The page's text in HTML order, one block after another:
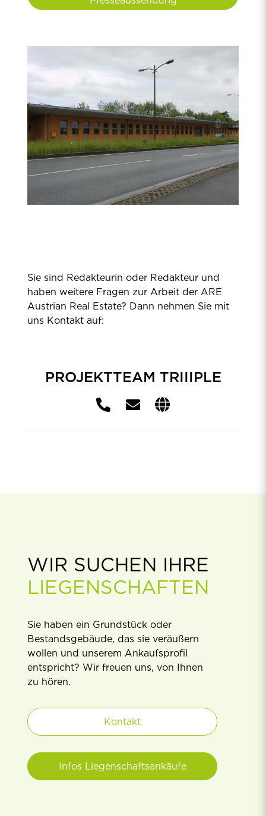
Sie sind Redakteurin oder Redakteur und
haben weitere Fragen zur Arbeit der ARE
Austrian Real Estate? Dann nehmen Sie mit
uns Kontakt auf:
PROJEKTTEAM TRIIIPLE
WIR SUCHEN IHRE
LIEGENSCHAFTEN
Sie haben ein Grundstück oder
Bestandsgebäude, das sie veräußern
wollen und unserem Ankaufsproﬁl
entspricht? Wir freuen uns, von Ihnen
zu hören.
Kontakt
Infos Liegenschaftsankäufe